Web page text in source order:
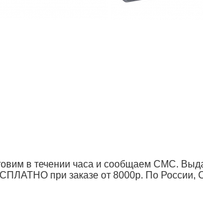
в течении часа и сообщаем СМС.
при заказе от 8000р. По России,